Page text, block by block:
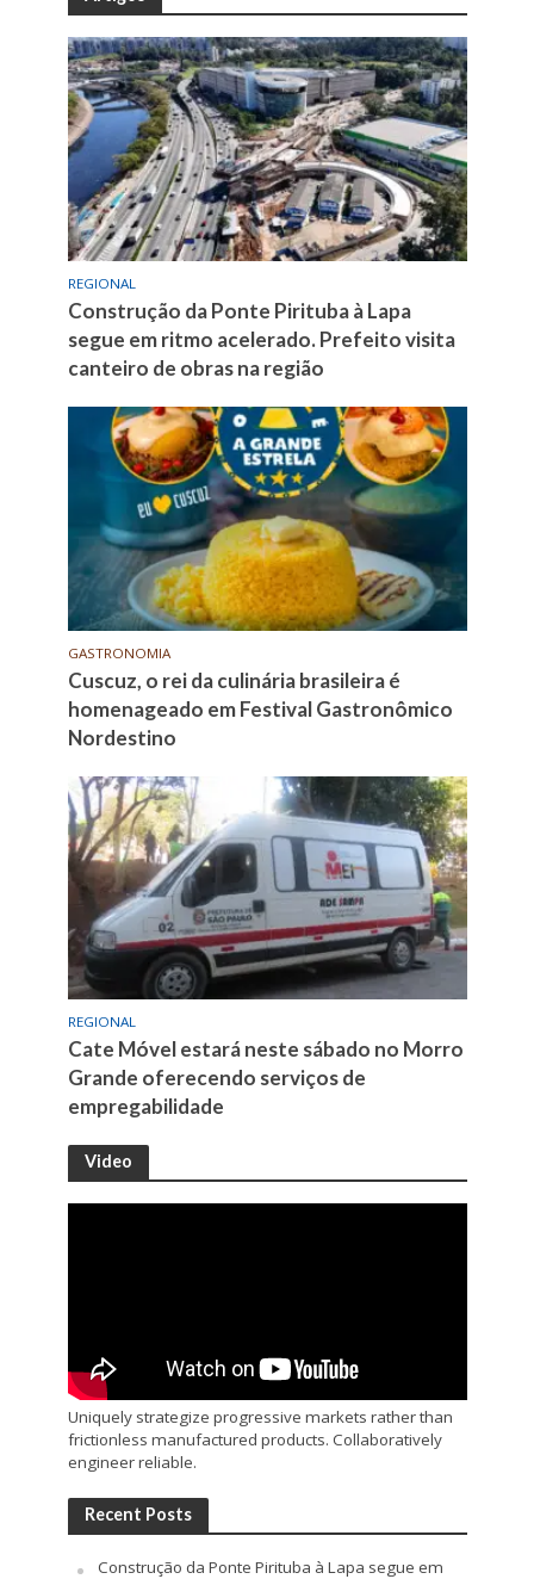
REGIONAL
Construção da Ponte Pirituba à Lapa
segue em ritmo acelerado. Prefeito visita
canteiro de obras na região
GASTRONOMIA
Cuscuz, o rei da culinária brasileira é
homenageado em Festival Gastronômico
Nordestino
REGIONAL
Cate Móvel estará neste sábado no Morro
Grande oferecendo serviços de
empregabilidade
Video
Uniquely strategize progressive markets rather than
frictionless manufactured products. Collaboratively
engineer reliable.
Recent Posts
Construção da Ponte Pirituba à Lapa segue em